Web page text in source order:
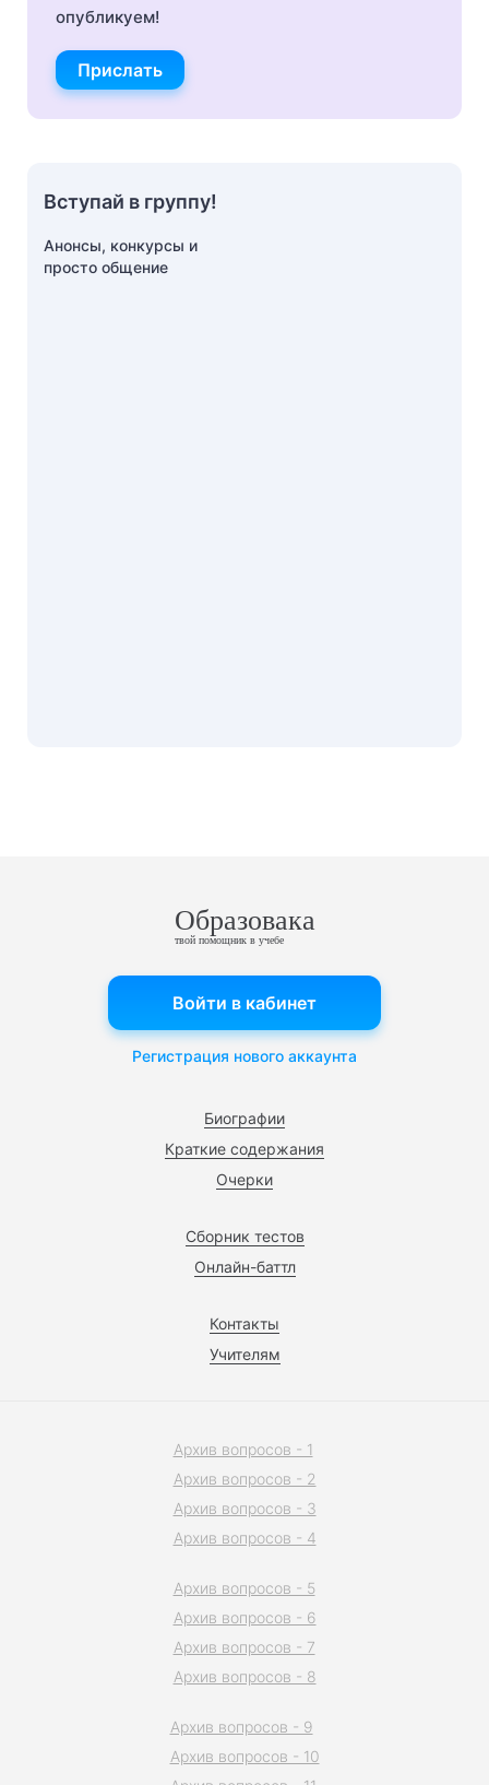
опубликуем!
Прислать
Вступай в группу!
Анонсы, конкурсы и
просто общение
Образовака
твой помощник в учебе
Биографии
Краткие содержания
Очерки
Сборник тестов
Онлайн-баттл
Контакты
Учителям
Войти в кабинет
Регистрация нового аккаунта
Архив вопросов - 1
Архив вопросов - 2
Архив вопросов - 3
Архив вопросов - 4
Архив вопросов - 5
Архив вопросов - 6
Архив вопросов - 7
Архив вопросов - 8
Архив вопросов - 9
Архив вопросов - 10